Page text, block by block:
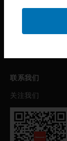
联系我们
toggle view
关注我们